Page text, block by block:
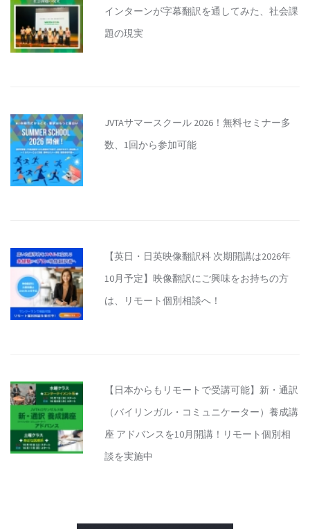
インターンが字幕翻訳を通してみた、社会課
題の現実
JVTAサマースクール 2026！無料セミナー多
数、1回から参加可能
【英日・日英映像翻訳科 次期開講は2026年
10月予定】映像翻訳にご興味をお持ちの方
は、リモート個別相談へ！
【日本からもリモートで受講可能】新・通訳
（バイリンガル・コミュニケーター）養成講
座 アドバンスを10月開講！リモート個別相
談を実施中